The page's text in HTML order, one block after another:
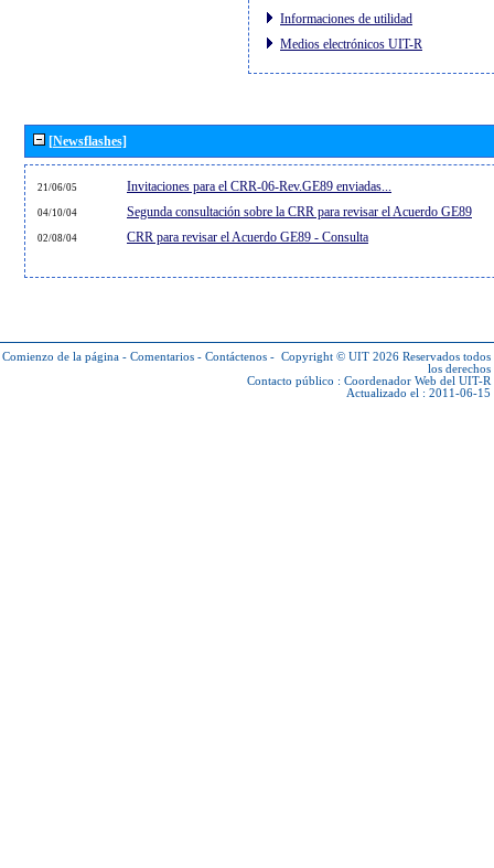
Informaciones de utilidad
Medios electrónicos UIT-R
[Newsflashes]
21/06/05 Invitaciones para el CRR-06-Rev.GE89 enviadas...
04/10/04 Segunda consultación sobre la CRR para revisar el Acuerdo GE89
02/08/04 CRR para revisar el Acuerdo GE89 - Consulta
Comienzo de la página - Comentarios - Contáctenos - Copyright © UIT 2026 Reservados todos
los derechos
Contacto público : Coordenador Web del UIT-R
Actualizado el : 2011-06-15